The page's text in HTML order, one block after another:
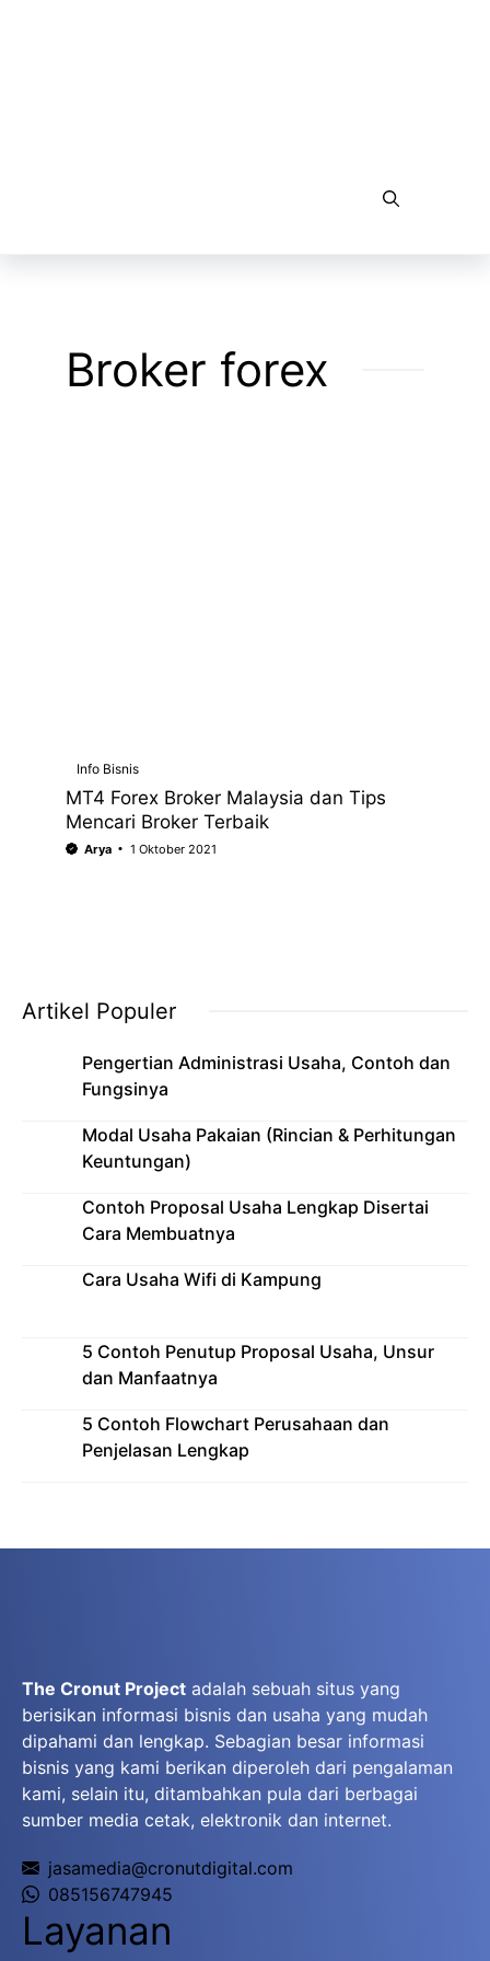
Broker forex
Info Bisnis
MT4 Forex Broker Malaysia dan Tips
Mencari Broker Terbaik
Arya 1 Oktober 2021
Artikel Populer
Pengertian Administrasi Usaha, Contoh dan
Fungsinya
Modal Usaha Pakaian (Rincian & Perhitungan
Keuntungan)
Contoh Proposal Usaha Lengkap Disertai
Cara Membuatnya
Cara Usaha Wifi di Kampung
5 Contoh Penutup Proposal Usaha, Unsur
dan Manfaatnya
5 Contoh Flowchart Perusahaan dan
Penjelasan Lengkap
The Cronut Project adalah sebuah situs yang
berisikan informasi bisnis dan usaha yang mudah
dipahami dan lengkap. Sebagian besar informasi
bisnis yang kami berikan diperoleh dari pengalaman
kami, selain itu, ditambahkan pula dari berbagai
sumber media cetak, elektronik dan internet.
jasamedia@cronutdigital.com
085156747945
Layanan